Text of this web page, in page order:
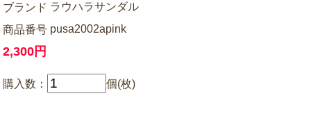
ブランド ラウハラサンダル
商品番号 pusa2002apink
2,300円
購入数： 個(枚)